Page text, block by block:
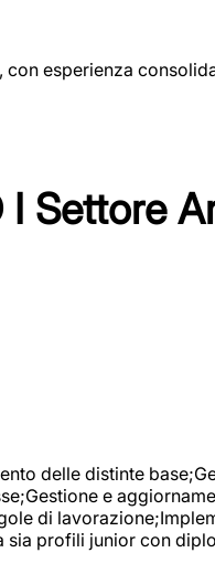
esperienza
I Settore
delle distinte
e
di
profili junior con